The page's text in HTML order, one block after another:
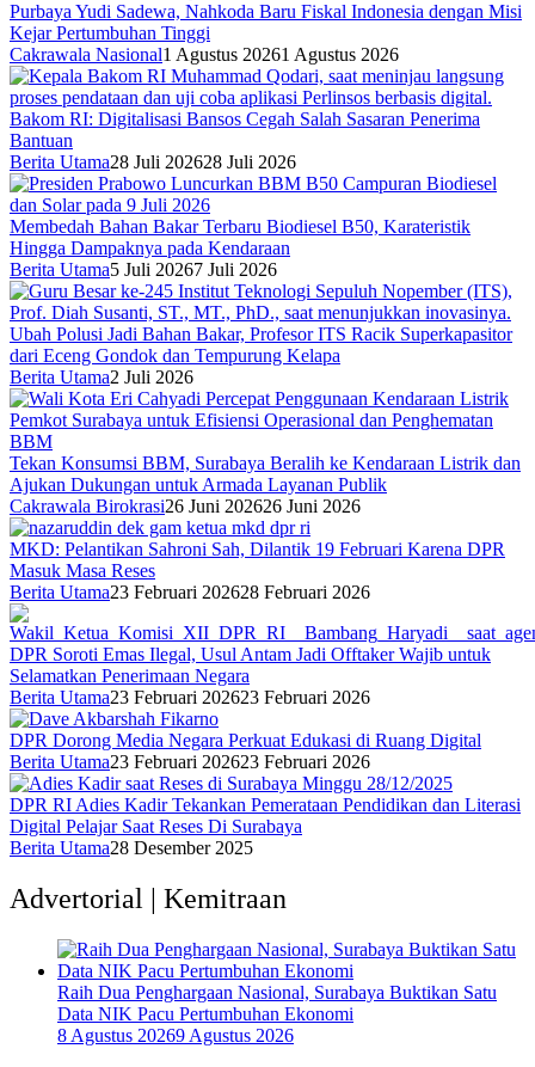
Purbaya Yudi Sadewa, Nahkoda Baru Fiskal Indonesia dengan Misi
Kejar Pertumbuhan Tinggi
Cakrawala Nasional1 Agustus 20261 Agustus 2026
Bakom RI: Digitalisasi Bansos Cegah Salah Sasaran Penerima
Bantuan
Berita Utama28 Juli 202628 Juli 2026
Membedah Bahan Bakar Terbaru Biodiesel B50, Karateristik
Hingga Dampaknya pada Kendaraan
Berita Utama5 Juli 20267 Juli 2026
Ubah Polusi Jadi Bahan Bakar, Profesor ITS Racik Superkapasitor
dari Eceng Gondok dan Tempurung Kelapa
Berita Utama2 Juli 2026
Tekan Konsumsi BBM, Surabaya Beralih ke Kendaraan Listrik dan
Ajukan Dukungan untuk Armada Layanan Publik
Cakrawala Birokrasi26 Juni 202626 Juni 2026
MKD: Pelantikan Sahroni Sah, Dilantik 19 Februari Karena DPR
Masuk Masa Reses
Berita Utama23 Februari 202628 Februari 2026
DPR Soroti Emas Ilegal, Usul Antam Jadi Offtaker Wajib untuk
Selamatkan Penerimaan Negara
Berita Utama23 Februari 202623 Februari 2026
DPR Dorong Media Negara Perkuat Edukasi di Ruang Digital
Berita Utama23 Februari 202623 Februari 2026
DPR RI Adies Kadir Tekankan Pemerataan Pendidikan dan Literasi
Digital Pelajar Saat Reses Di Surabaya
Berita Utama28 Desember 2025
Advertorial | Kemitraan
Raih Dua Penghargaan Nasional, Surabaya Buktikan Satu
Data NIK Pacu Pertumbuhan Ekonomi
8 Agustus 20269 Agustus 2026